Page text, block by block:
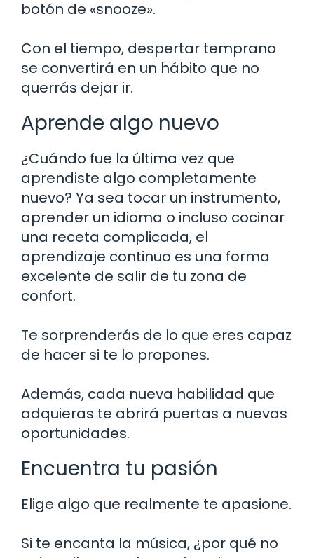
botón de «snooze».
Con el tiempo, despertar temprano
se convertirá en un hábito que no
querrás dejar ir.
Aprende algo nuevo
¿Cuándo fue la última vez que
aprendiste algo completamente
nuevo? Ya sea tocar un instrumento,
aprender un idioma o incluso cocinar
una receta complicada, el
aprendizaje continuo es una forma
excelente de salir de tu zona de
confort.
Te sorprenderás de lo que eres capaz
de hacer si te lo propones.
Además, cada nueva habilidad que
adquieras te abrirá puertas a nuevas
oportunidades.
Encuentra tu pasión
Elige algo que realmente te apasione.
Si te encanta la música, ¿por qué no